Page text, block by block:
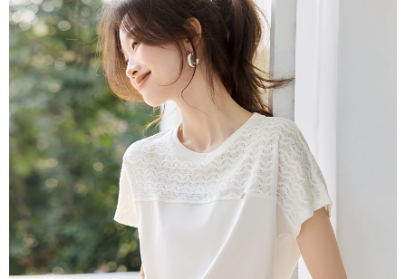
１．透過由恩沛科技股份有限公司提供之「AFTEE先享後付」服務完成之交
易，需依本服務之必要範圍內提供個人資料，並將交易相關給付款項請求債
權轉讓予恩沛科技股份有限公司。
２．關於個人資料處理事宜，請瀏覽以下網址：
https://aftee.tw/terms/#terms3
３．未成年的使用者請事先徵得法定代理人或監護人之同意方可使用
「AFTEE先享後付」，若未經同意申辦者引起之損失，本公司不負相關責
任。
４．使用「AFTEE先享後付」時，將依據個別帳號之用戶狀況，依本公司即
時審查核予不同之上限額度；若仍有額度不足之情形，本公司將視審查結果
請求用戶進行身份認證。
５．嚴禁一人註冊多個帳號或使用他人資訊註冊。若發現惡意使用之情形，
恩沛科技股份有限公司將有權停止該用戶之使用額度並採取法律行動。
每筆NT$80，滿NT$699(含以上)免運費
7-11付款取貨
每筆NT$80，滿NT$699(含以上)免運費
付款後7-11取貨
每筆NT$80，滿NT$699(含以上)免運費
宅配
每筆NT$70，滿NT$699(含以上)免運費
離島-郵局寄送
每筆NT$90，滿NT$699(含以上)免運費
國家/地區配送 查看運費